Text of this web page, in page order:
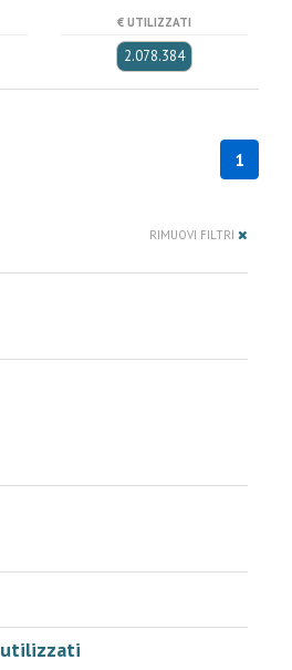
€ UTILIZZATI
2.078.384
1
RIMUOVI FILTRI
utilizzati